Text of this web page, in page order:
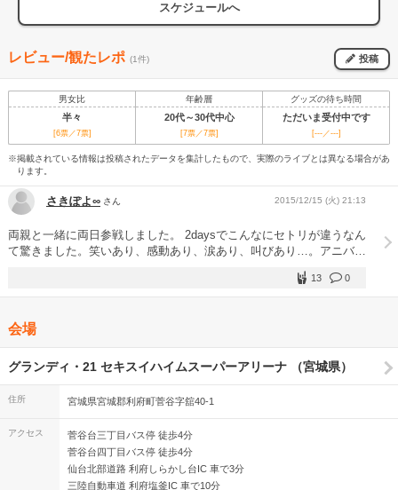
スケジュールへ
レビュー/観たレポ (1件) 投稿
男女比 年齢層 グッズの待ち時間
半々 20代～30代中心 ただいま受付中です
[6票／7票] [7票／7票] [---／---]
※掲載されている情報は投稿されたデータを集計したもので、実際のライブとは異なる場合があ
ります。
さきぽよ∞ さん 2015/12/15 (火) 21:13
両親と一緒に両日参戦しました。 2daysでこんなにセトリが違うなん
て驚きました。笑いあり、感動あり、涙あり、叫びあり…。アニバー
いが詰まっていて、色々なことを思い出しながら浸っていました…！
crewの一体感もすごくて、余韻からしばらく抜け切れそうにありま
また夢に向かって前進しようと思います(*^^*)
0
13
会場
グランディ・21 セキスイハイムスーパーアリーナ （宮城県）
住所 宮城県宮城郡利府町菅谷字舘40-1
アクセス
菅谷台三丁目バス停 徒歩4分
菅谷台四丁目バス停 徒歩4分
仙台北部道路 利府しらかし台IC 車で3分
三陸自動車道 利府塩釜IC 車で10分